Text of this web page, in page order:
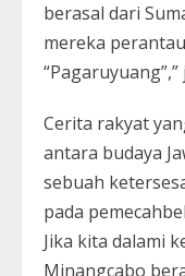
berasal dari
mereka
“Pagaruyuang”,”
Cerita rakyat
antara budaya
sebuah
pada
Jika kita dalami
Minangcabo